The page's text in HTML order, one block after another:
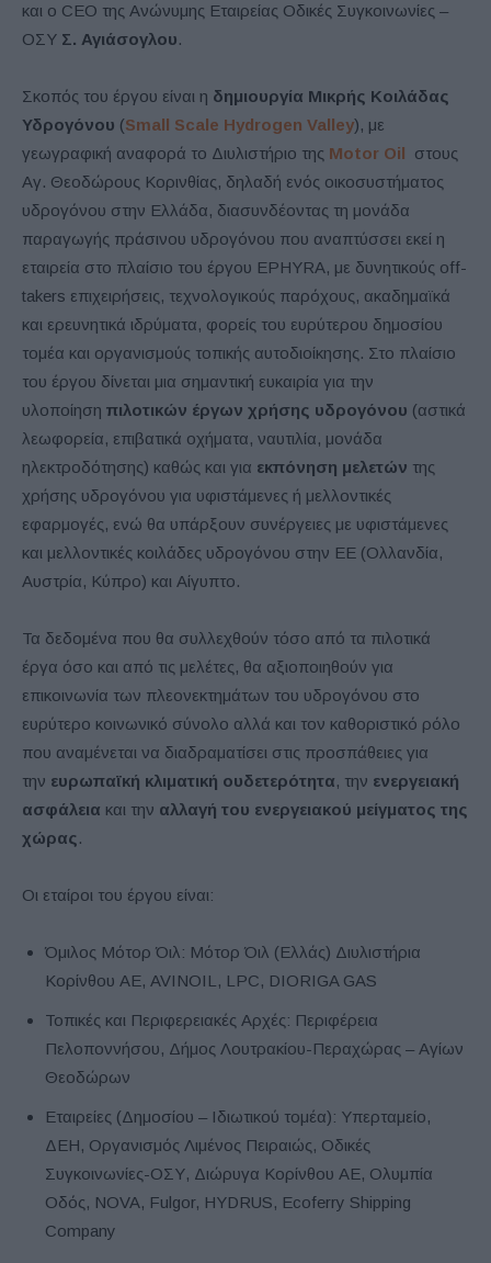
και ο CEO της Ανώνυμης Εταιρείας Οδικές Συγκοινωνίες –
ΟΣΥ Σ. Αγιάσογλου.
Σκοπός του έργου είναι η δημιουργία Μικρής Κοιλάδας
Υδρογόνου (Small Scale Hydrogen Valley), με
γεωγραφική αναφορά το Διυλιστήριο της Motor Oil
στους
Αγ. Θεοδώρους Κορινθίας, δηλαδή ενός οικοσυστήματος
υδρογόνου στην Ελλάδα, διασυνδέοντας τη μονάδα
παραγωγής πράσινου υδρογόνου που αναπτύσσει εκεί η
εταιρεία στο πλαίσιο του έργου EPHYRA, με δυνητικούς off-
takers επιχειρήσεις, τεχνολογικούς παρόχους, ακαδημαϊκά
και ερευνητικά ιδρύματα, φορείς του ευρύτερου δημοσίου
τομέα και οργανισμούς τοπικής αυτοδιοίκησης. Στο πλαίσιο
του έργου δίνεται μια σημαντική ευκαιρία για την
υλοποίηση πιλοτικών έργων χρήσης υδρογόνου (αστικά
λεωφορεία, επιβατικά οχήματα, ναυτιλία, μονάδα
ηλεκτροδότησης) καθώς και για εκπόνηση μελετών της
χρήσης υδρογόνου για υφιστάμενες ή μελλοντικές
εφαρμογές, ενώ θα υπάρξουν συνέργειες με υφιστάμενες
και μελλοντικές κοιλάδες υδρογόνου στην ΕΕ (Ολλανδία,
Αυστρία, Κύπρο) και Αίγυπτο.
Τα δεδομένα που θα συλλεχθούν τόσο από τα πιλοτικά
έργα όσο και από τις μελέτες, θα αξιοποιηθούν για
επικοινωνία των πλεονεκτημάτων του υδρογόνου στο
ευρύτερο κοινωνικό σύνολο αλλά και τον καθοριστικό ρόλο
που αναμένεται να διαδραματίσει στις προσπάθειες για
την ευρωπαϊκή κλιματική ουδετερότητα, την ενεργειακή
ασφάλεια και την αλλαγή του ενεργειακού μείγματος της
χώρας .
Οι εταίροι του έργου είναι:
Όμιλος Μότορ Όιλ: Μότορ Όιλ (Ελλάς) Διυλιστήρια
Κορίνθου ΑΕ, AVINOIL, LPC, DIORIGA GAS
Τοπικές και Περιφερειακές Αρχές: Περιφέρεια
Πελοποννήσου, Δήμος Λουτρακίου-Περαχώρας – Αγίων
Θεοδώρων
Εταιρείες (Δημοσίου – Ιδιωτικού τομέα): Υπερταμείο,
ΔΕΗ, Οργανισμός Λιμένος Πειραιώς, Οδικές
Συγκοινωνίες-ΟΣΥ, Διώρυγα Κορίνθου ΑΕ, Ολυμπία
Οδός, NOVA, Fulgor, HYDRUS, Ecoferry Shipping
Company